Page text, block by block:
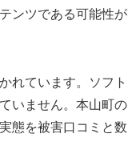
ンツである可能性が
れています。ソフト
いません。本山町の
態を被害口コミと数